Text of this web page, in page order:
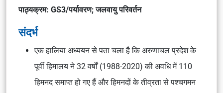
पाठ्यक्रम: GS3/पर्यावरण; जलवायु परिवर्तन
संदर्भ
एक हालिया अध्ययन से पता चला है कि अरुणाचल प्रदेश के
पूर्वी हिमालय ने 32 वर्षों (1988-2020) की अवधि में 110
हिमनद समाप्त हो गए हैं और हिमनदों के तीव्रता से पश्चगमन